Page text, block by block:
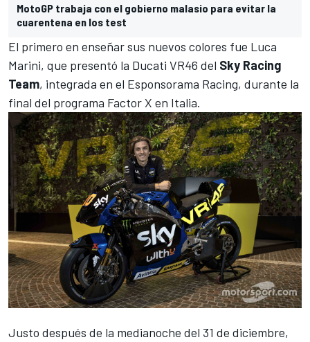
MotoGP trabaja con el gobierno malasio para evitar la
cuarentena en los test
El primero en enseñar sus nuevos colores fue Luca
Marini, que presentó la Ducati VR46 del Sky Racing
Team, integrada en el Esponsorama Racing, durante la
final del programa Factor X en Italia.
Justo después de la medianoche del 31 de diciembre,